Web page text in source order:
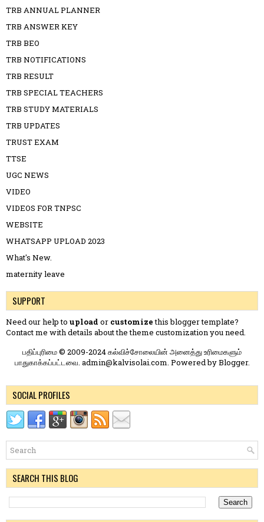
TRB ANNUAL PLANNER
TRB ANSWER KEY
TRB BEO
TRB NOTIFICATIONS
TRB RESULT
TRB SPECIAL TEACHERS
TRB STUDY MATERIALS
TRB UPDATES
TRUST EXAM
TTSE
UGC NEWS
VIDEO
VIDEOS FOR TNPSC
WEBSITE
WHATSAPP UPLOAD 2023
What's New.
maternity leave
SUPPORT
Need our help to upload or customizethis blogger template?
Contact me with details about the theme customization you need.
பதிப்புரிமை © 2009-2024 கல்விச்சோலையின் அனைத்து உரிமைகளும்
பாதுகாக்கப்பட்டவை. admin@kalvisolai.com. Powered byBlogger.
SOCIAL PROFILES
SEARCH THIS BLOG